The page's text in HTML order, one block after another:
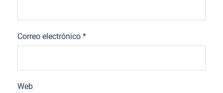
Correo electrónico *
Web